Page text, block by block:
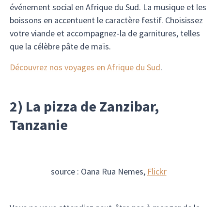
événement social en Afrique du Sud. La musique et les
boissons en accentuent le caractère festif. Choisissez
votre viande et accompagnez-la de garnitures, telles
que la célèbre pâte de maïs.
Découvrez nos voyages en Afrique du Sud.
2) La pizza de Zanzibar,
Tanzanie
source : Oana Rua Nemes, Flickr